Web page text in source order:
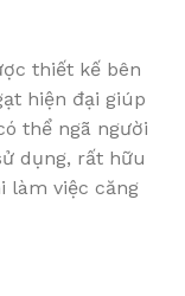
thiết kế bên
hiện đại giúp
thể ngã người
dụng, rất hữu
làm việc căng